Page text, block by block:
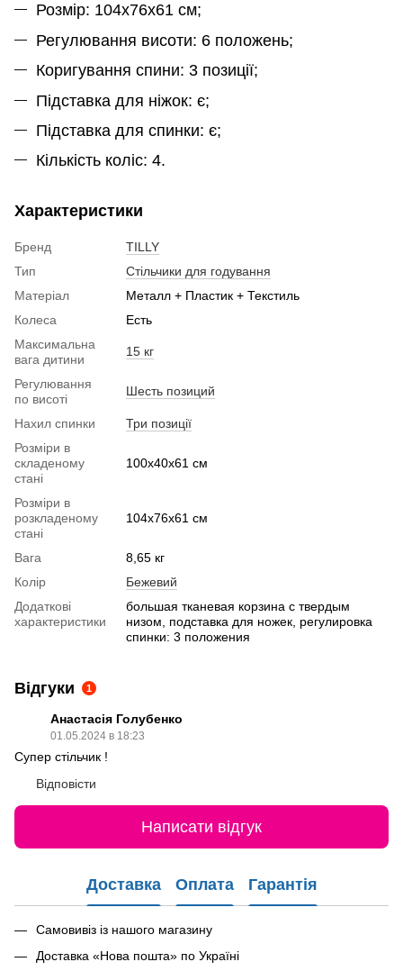
Розмір: 104x76x61 см;
Регулювання висоти: 6 положень;
Коригування спини: 3 позиції;
Підставка для ніжок: є;
Підставка для спинки: є;
Кількість коліс: 4.
Характеристики
Бренд
TILLY
Тип
Стільчики для годування
Матеріал
Металл + Пластик + Текстиль
Колеса
Есть
Максимальна
вага дитини
15 кг
Регулювання
по висоті
Шесть позиций
Нахил спинки
Три позиції
Розміри в
складеному
стані
100x40x61 см
Розміри в
розкладеному
стані
104x76x61 см
Вага
8,65 кг
Колір
Бежевий
Додаткові
характеристики
большая тканевая корзина с твердым
низом, подставка для ножек, регулировка
спинки: 3 положения
Відгуки 1
Анастасія Голубенко
01.05.2024 в 18:23
Супер стільчик !
Відповісти
Написати відгук
Доставка Оплата Гарантія
Самовивіз із нашого магазину
Доставка «Нова пошта» по Україні